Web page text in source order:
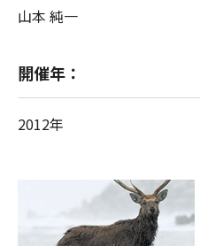
山本 純一
開催年：
2012年